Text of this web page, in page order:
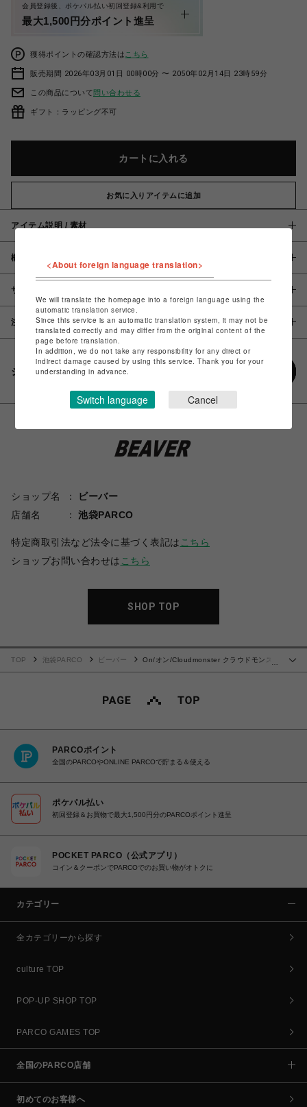
会員登録後、ポケパル払い初回登録&利用で
最大1,500円分ポイント進呈
獲得ポイントの確認方法は こちら
販売期間 2026年03月01日 00時00分 〜 2050年02月14日 23時59分
この商品について問い合わせる
ギフト：ラッピング不可
カートに入れる
お気に入りアイテムに追加
アイテム説明 / 素材
概要
サイズ
注意事項
シェアする
ショップ名
ビーバー
店舗名
池袋PARCO
特定商取引法など法令に基づく表記は こちら
ショップお問い合わせは こちら
SHOP TOP
TOP 池袋PARCO ビーバー
On/オン/Cloudmonster クラウドモンス
PARCOポイント
全国のPARCOやONLINE PARCOで貯まる＆使える
ポケパル払い
初回登録＆お買物で最大1,500円分のPARCOポイント進呈
POCKET PARCO（公式アプリ）
コイン＆クーポンでPARCOでのお買い物がオトクに
カテゴリー
全カテゴリーから探す
culture TOP
POP-UP SHOP TOP
PARCO GAMES TOP
全国のPARCO店舗
初めてのお客様へ
<About foreign language translation>
We will translate the homepage into a foreign language using the
automatic translation service.
Since this service is an automatic translation system, it may not be
translated correctly and may differ from the original content of the
page before translation.
In addition, we do not take any responsibility for any direct or
indirect damage caused by using this service. Thank you for your
understanding in advance.
Switch language Cancel